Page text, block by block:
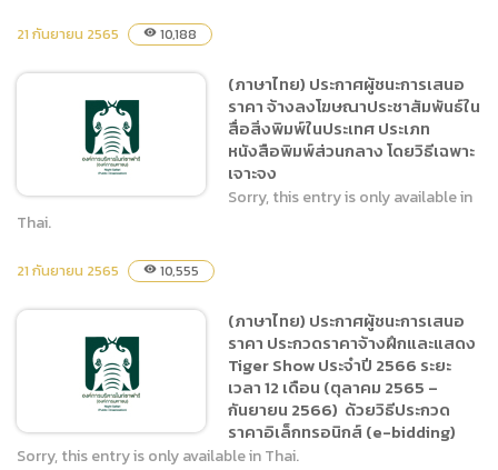
(ภาษาไทย) ประกาศผู้ชนะการ
ปีงบประมาณ พ.ศ.2566 ด้วย
วิธีประกวดราคา
อิเล็กทรอนิกส์ (e-bidding)
21 กันยายน 2565 visibility 10,188
(ภาษาไทย) ประกาศผู้ชนะการ
ประเทศ ประเภทหนังสือพิมพ์
ส่วนกลาง โดยวิธีเฉพาะ
(ภาษาไทย) ประกาศผู้ชนะการเสนอ
ราคา จ้างลงโฆษณาประชาสัมพันธ์ใน
สื่อสิ่งพิมพ์ในประเทศ ประเภท
หนังสือพิมพ์ส่วนกลาง โดยวิธีเฉพาะ
เจาะจง
Sorry, this entry is only available in
Thai.
21 กันยายน 2565 visibility 10,555
(ภาษาไทย) ประกาศผู้ชนะการเสนอ
ราคา ประกวดราคาจ้างฝึกและแสดง
Tiger Show ประจำปี 2566 ระยะ
เวลา 12 เดือน (ตุลาคม 2565 –
กันยายน 2566) ด้วยวิธีประกวด
ราคาอิเล็กทรอนิกส์ (e-bidding)
Sorry, this entry is only available in Thai.